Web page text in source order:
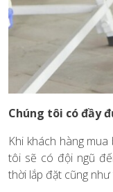
Chúng tôi có đầy
Khi khách hàng
tôi sẽ có đội ngũ
thời lắp đặt cũng